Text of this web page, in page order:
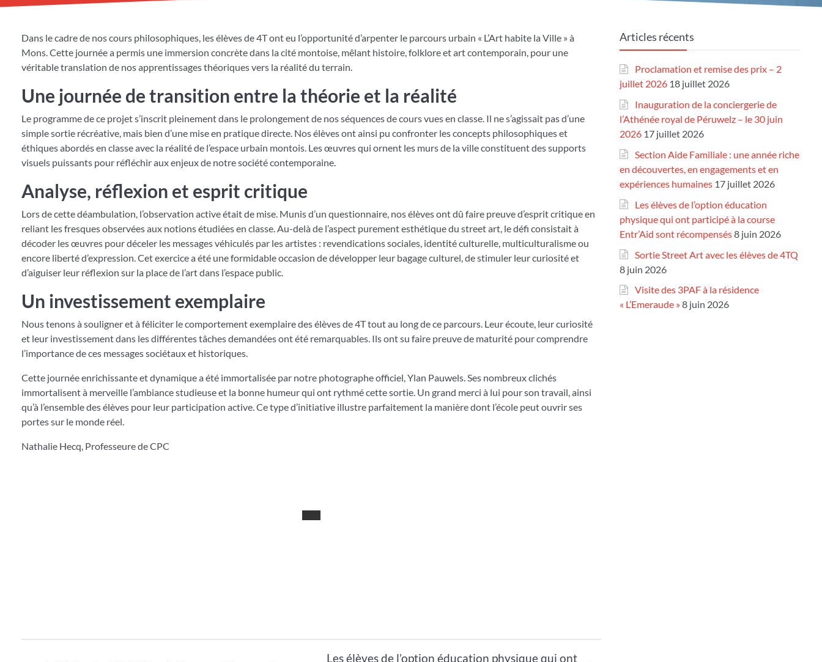
Dans le cadre de nos cours philosophiques, les élèves de 4T ont eu l’opportunité d’arpenter le parcours urbain « L’Art habite la Ville » à
Mons. Cette journée a permis une immersion concrète dans la cité montoise, mêlant histoire, folklore et art contemporain, pour une
véritable translation de nos apprentissages théoriques vers la réalité du terrain.
Une journée de transition entre la théorie et la réalité
Le programme de ce projet s’inscrit pleinement dans le prolongement de nos séquences de cours vues en classe. Il ne s’agissait pas d’une
simple sortie récréative, mais bien d’une mise en pratique directe. Nos élèves ont ainsi pu confronter les concepts philosophiques et
éthiques abordés en classe avec la réalité de l’espace urbain montois. Les œuvres qui ornent les murs de la ville constituent des supports
visuels puissants pour réfléchir aux enjeux de notre société contemporaine.
Analyse, réflexion et esprit critique
Lors de cette déambulation, l’observation active était de mise. Munis d’un questionnaire, nos élèves ont dû faire preuve d’esprit critique en
reliant les fresques observées aux notions étudiées en classe. Au-delà de l’aspect purement esthétique du street art, le défi consistait à
décoder les œuvres pour déceler les messages véhiculés par les artistes : revendications sociales, identité culturelle, multiculturalisme ou
encore liberté d’expression. Cet exercice a été une formidable occasion de développer leur bagage culturel, de stimuler leur curiosité et
d’aiguiser leur réflexion sur la place de l’art dans l’espace public.
Un investissement exemplaire
Nous tenons à souligner et à féliciter le comportement exemplaire des élèves de 4T tout au long de ce parcours. Leur écoute, leur curiosité
et leur investissement dans les différentes tâches demandées ont été remarquables. Ils ont su faire preuve de maturité pour comprendre
l’importance de ces messages sociétaux et historiques.
Cette journée enrichissante et dynamique a été immortalisée par notre photographe officiel, Ylan Pauwels. Ses nombreux clichés
immortalisent à merveille l’ambiance studieuse et la bonne humeur qui ont rythmé cette sortie. Un grand merci à lui pour son travail, ainsi
qu’à l’ensemble des élèves pour leur participation active. Ce type d’initiative illustre parfaitement la manière dont l’école peut ouvrir ses
portes sur le monde réel.
Nathalie Hecq, Professeure de CPC
Les élèves de l’option éducation physique qui ont
Articles récents
Proclamation et remise des prix – 2
juillet 2026 18 juillet 2026
Inauguration de la conciergerie de
l’Athénée royal de Péruwelz – le 30 juin
2026 17 juillet 2026
Section Aide Familiale : une année riche
en découvertes, en engagements et en
expériences humaines 17 juillet 2026
Les élèves de l’option éducation
physique qui ont participé à la course
Entr’Aid sont récompensés8 juin 2026
Sortie Street Art avec les élèves de 4TQ
8 juin 2026
Visite des 3PAF à la résidence
« L’Emeraude »8 juin 2026